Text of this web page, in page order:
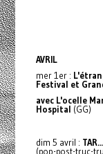
AVRIL
mer 1er :
Festival et
avec L'ocelle
Hospital (GG)
dim 5 avril :
(pop-post-truc-